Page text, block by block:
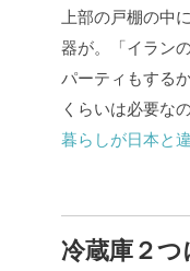
上部の戸棚の中
器が。「イラン
パーティもする
くらいは必要な
暮らしが日本と
冷蔵庫２つ